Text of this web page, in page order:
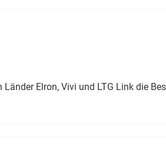
Elron, Vivi und LTG Link die